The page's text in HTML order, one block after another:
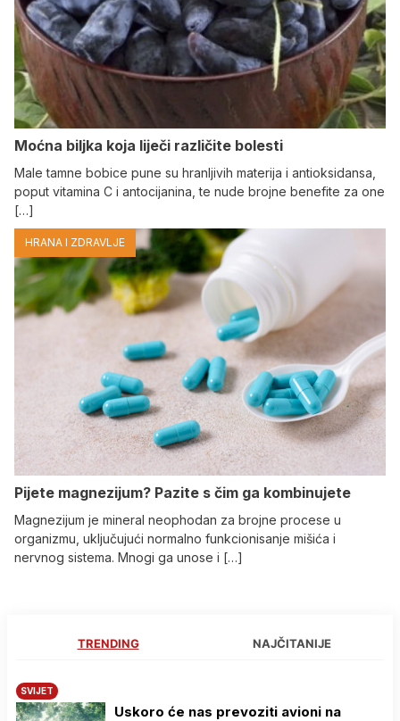
Moćna biljka koja liječi različite bolesti
Male tamne bobice pune su hranljivih materija i antioksidansa,
poput vitamina C i antocijanina, te nude brojne benefite za one
[…]
HRANA I ZDRAVLJE
Pijete magnezijum? Pazite s čim ga kombinujete
Magnezijum je mineral neophodan za brojne procese u
organizmu, uključujući normalno funkcionisanje mišića i
nervnog sistema. Mnogi ga unose i […]
TRENDING NAJČITANIJE
SVIJET
Uskoro će nas prevoziti avioni na